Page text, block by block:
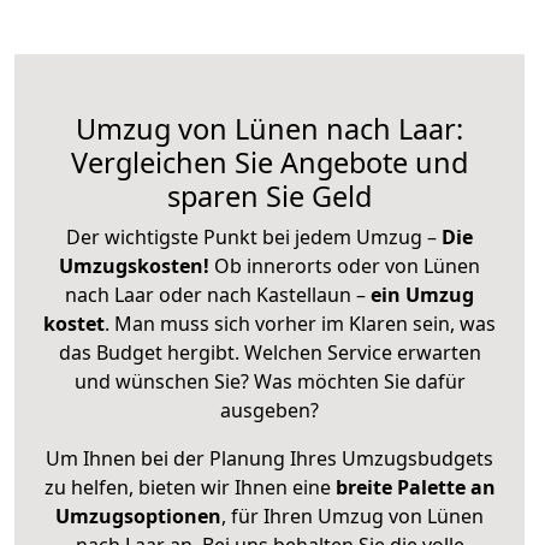
Umzug von Lünen nach Laar:
Vergleichen Sie Angebote und
sparen Sie Geld
Der wichtigste Punkt bei jedem Umzug – Die
Umzugskosten! Ob innerorts oder von Lünen
nach Laar oder nach Kastellaun –ein Umzug
kostet. Man muss sich vorher im Klaren sein, was
das Budget hergibt. Welchen Service erwarten
und wünschen Sie? Was möchten Sie dafür
ausgeben?
Um Ihnen bei der Planung Ihres Umzugsbudgets
zu helfen, bieten wir Ihnen eine breite Palette an
Umzugsoptionen, für Ihren Umzug von Lünen